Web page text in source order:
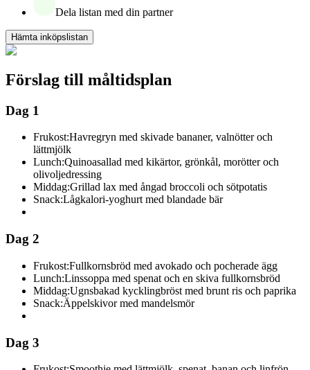
Dela listan med din partner
Hämta inköpslistan
Förslag till måltidsplan
Dag 1
Frukost:Havregryn med skivade bananer, valnötter och
lättmjölk
Lunch:Quinoasallad med kikärtor, grönkål, morötter och
olivoljedressing
Middag:Grillad lax med ångad broccoli och sötpotatis
Snack:Lågkalori-yoghurt med blandade bär
Dag 2
Frukost:Fullkornsbröd med avokado och pocherade ägg
Lunch:Linssoppa med spenat och en skiva fullkornsbröd
Middag:Ugnsbakad kycklingbröst med brunt ris och paprika
Snack:Äppelskivor med mandelsmör
Dag 3